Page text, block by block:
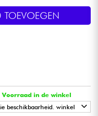
Voorraad in de winkel
beschikbaarheid. winkel